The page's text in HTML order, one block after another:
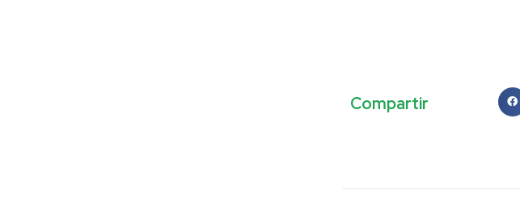
Compartir